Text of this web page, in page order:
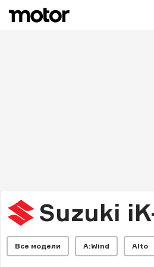
Suzuki
Все модели A:Wind Alto